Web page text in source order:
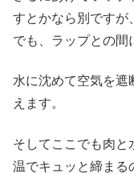
すとかなら別ですが
でも、ラップとの間
水に沈めて空気を遮
えます。
そしてここでも肉と
温でキュッと締まる